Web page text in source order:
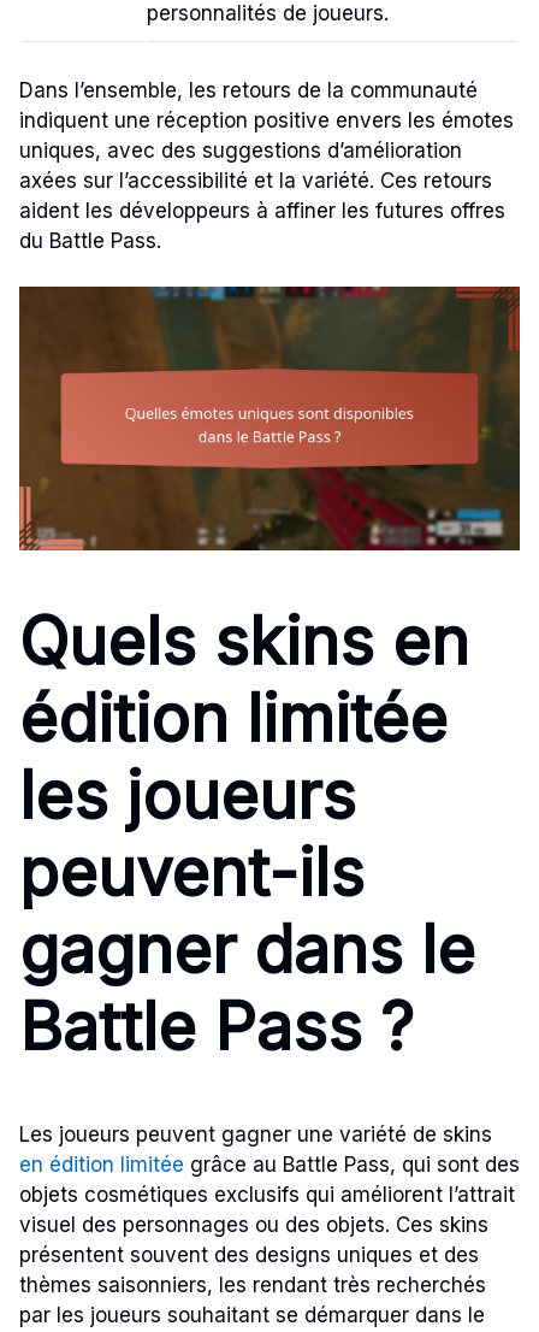
personnalités de joueurs.
Dans l’ensemble, les retours de la communauté
indiquent une réception positive envers les émotes
uniques, avec des suggestions d’amélioration
axées sur l’accessibilité et la variété. Ces retours
aident les développeurs à affiner les futures offres
du Battle Pass.
Quels skins en
édition limitée
les joueurs
peuvent-ils
gagner dans le
Battle Pass ?
Les joueurs peuvent gagner une variété de skins
en édition limitée grâce au Battle Pass, qui sont des
objets cosmétiques exclusifs qui améliorent l’attrait
visuel des personnages ou des objets. Ces skins
présentent souvent des designs uniques et des
thèmes saisonniers, les rendant très recherchés
par les joueurs souhaitant se démarquer dans le